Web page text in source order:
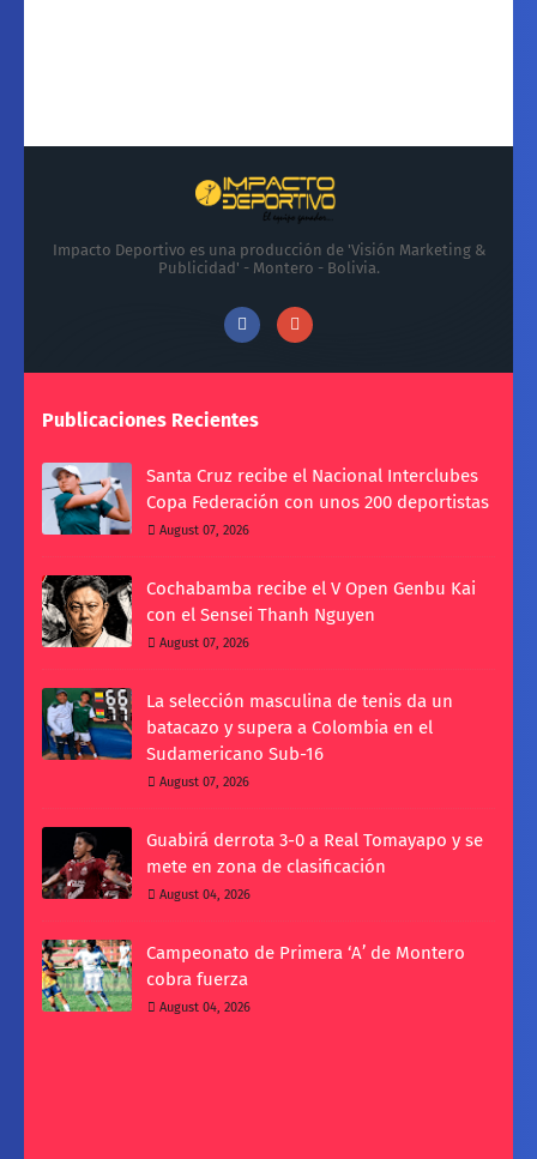
Impacto Deportivo es una producción de 'Visión Marketing &
Publicidad' - Montero - Bolivia.
Publicaciones Recientes
Santa Cruz recibe el Nacional Interclubes
Copa Federación con unos 200 deportistas
August 07, 2026
Cochabamba recibe el V Open Genbu Kai
con el Sensei Thanh Nguyen
August 07, 2026
La selección masculina de tenis da un
batacazo y supera a Colombia en el
Sudamericano Sub-16
August 07, 2026
Guabirá derrota 3-0 a Real Tomayapo y se
mete en zona de clasificación
August 04, 2026
Campeonato de Primera ‘A’ de Montero
cobra fuerza
August 04, 2026